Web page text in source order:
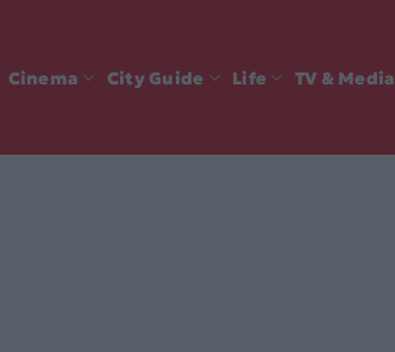
Cinema City Guide Life TV & Media